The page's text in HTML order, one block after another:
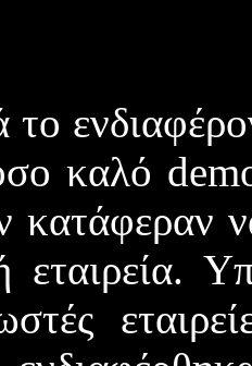
καλό
κατάφεραν
εταιρεία.